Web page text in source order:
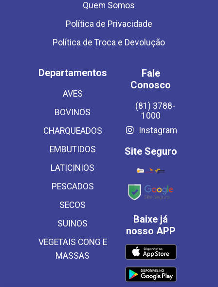
Quem Somos
Política de Privacidade
Política de Troca e Devolução
Departamentos
AVES
BOVINOS
CHARQUEADOS
EMBUTIDOS
LATICINIOS
PESCADOS
SECOS
SUINOS
VEGETAIS CONG E
MASSAS
Fale
Conosco
(81) 3788-
1000
Instagram
Site Seguro
Baixe já
nosso APP